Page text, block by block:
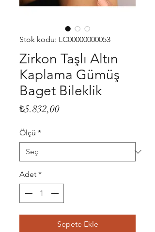
Stok kodu: LC00000000053
Zirkon Taşlı Altın
Kaplama Gümüş
Baget Bileklik
₺5.832,00Fiyat
Ölçü *
Adet *
Sepete Ekle